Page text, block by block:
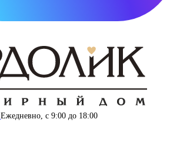
Ежедневно, с 9:00 до 18:00